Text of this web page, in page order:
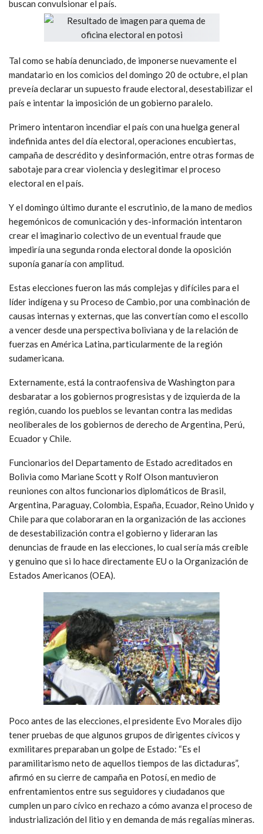
buscan convulsionar el país.
Tal como se había denunciado, de imponerse nuevamente el
mandatario en los comicios del domingo 20 de octubre, el plan
preveía declarar un supuesto fraude electoral, desestabilizar el
país e intentar la imposición de un gobierno paralelo.
Primero intentaron incendiar el país con una huelga general
indefinida antes del día electoral, operaciones encubiertas,
campaña de descrédito y desinformación, entre otras formas de
sabotaje para crear violencia y deslegitimar el proceso
electoral en el país.
Y el domingo último durante el escrutinio, de la mano de medios
hegemónicos de comunicación y des-información intentaron
crear el imaginario colectivo de un eventual fraude que
impediría una segunda ronda electoral donde la oposición
suponía ganaría con amplitud.
Estas elecciones fueron las más complejas y difíciles para el
líder indígena y su Proceso de Cambio, por una combinación de
causas internas y externas, que las convertían como el escollo
a vencer desde una perspectiva boliviana y de la relación de
fuerzas en América Latina, particularmente de la región
sudamericana.
Externamente, está la contraofensiva de Washington para
desbaratar a los gobiernos progresistas y de izquierda de la
región, cuando los pueblos se levantan contra las medidas
neoliberales de los gobiernos de derecho de Argentina, Perú,
Ecuador y Chile.
Funcionarios del Departamento de Estado acreditados en
Bolivia como Mariane Scott y Rolf Olson mantuvieron
reuniones con altos funcionarios diplomáticos de Brasil,
Argentina, Paraguay, Colombia, España, Ecuador, Reino Unido y
Chile para que colaboraran en la organización de las acciones
de desestabilización contra el gobierno y lideraran las
denuncias de fraude en las elecciones, lo cual sería más creíble
y genuino que si lo hace directamente EU o la Organización de
Estados Americanos (OEA).
Poco antes de las elecciones, el presidente Evo Morales dijo
tener pruebas de que algunos grupos de dirigentes cívicos y
exmilitares preparaban un golpe de Estado: “Es el
paramilitarismo neto de aquellos tiempos de las dictaduras”,
afirmó en su cierre de campaña en Potosí, en medio de
enfrentamientos entre sus seguidores y ciudadanos que
cumplen un paro cívico en rechazo a cómo avanza el proceso de
industrialización del litio y en demanda de más regalías mineras.